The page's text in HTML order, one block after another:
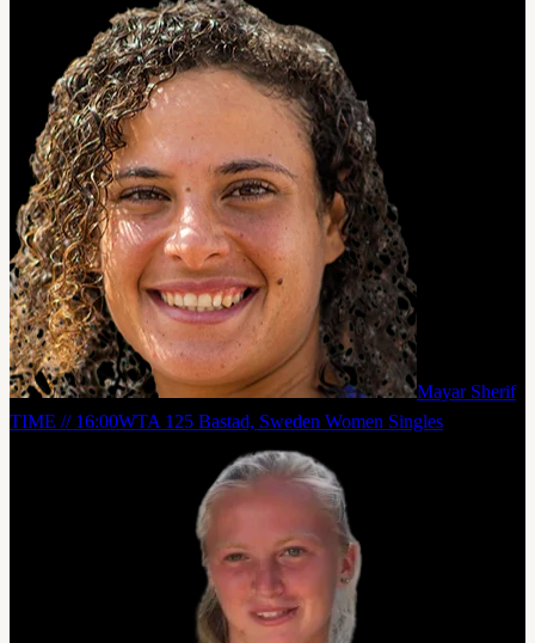
Mayar Sherif
TIME // 16:00WTA 125 Bastad, Sweden Women Singles